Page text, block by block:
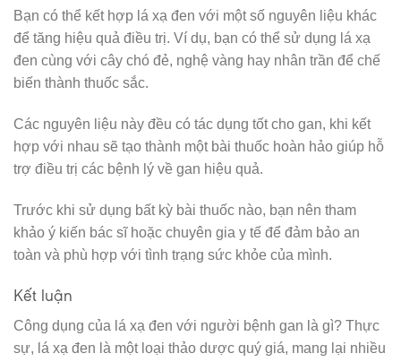
Bạn có thể kết hợp lá xạ đen với một số nguyên liệu khác
để tăng hiệu quả điều trị. Ví dụ, bạn có thể sử dụng lá xạ
đen cùng với cây chó đẻ, nghệ vàng hay nhân trần để chế
biến thành thuốc sắc.
Các nguyên liệu này đều có tác dụng tốt cho gan, khi kết
hợp với nhau sẽ tạo thành một bài thuốc hoàn hảo giúp hỗ
trợ điều trị các bệnh lý về gan hiệu quả.
Trước khi sử dụng bất kỳ bài thuốc nào, bạn nên tham
khảo ý kiến bác sĩ hoặc chuyên gia y tế để đảm bảo an
toàn và phù hợp với tình trạng sức khỏe của mình.
Kết luận
Công dụng của lá xạ đen với người bệnh gan là gì? Thực
sự, lá xạ đen là một loại thảo dược quý giá, mang lại nhiều